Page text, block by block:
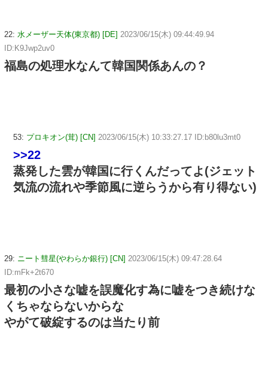
22: 水メーザー天体(東京都) [DE] 2023/06/15(木) 09:44:49.94
ID:K9Jwp2uv0
福島の処理水なんて韓国関係あんの？
53: プロキオン(茸) [CN] 2023/06/15(木) 10:33:27.17 ID:b80lu3mt0
>>22
蒸発した雲が韓国に行くんだってよ(ジェット
気流の流れや季節風に逆らうから有り得ない)
29: ニート彗星(やわらか銀行) [CN] 2023/06/15(木) 09:47:28.64
ID:mFk+2t670
最初の小さな嘘を誤魔化す為に嘘をつき続けな
くちゃならないからな
やがて破綻するのは当たり前